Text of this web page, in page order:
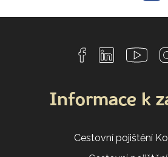
Informace k
Cestovní pojištění